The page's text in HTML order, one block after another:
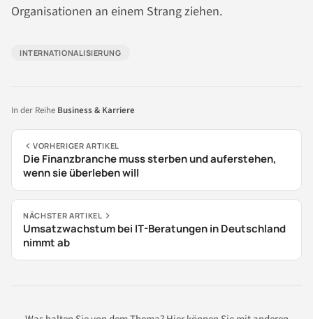
Organisationen an einem Strang ziehen.
INTERNATIONALISIERUNG
In der Reihe Business & Karriere
VORHERIGER ARTIKEL
Die Finanzbranche muss sterben und auferstehen,
wenn sie überleben will
NÄCHSTER ARTIKEL
Umsatzwachstum bei IT-Beratungen in Deutschland
nimmt ab